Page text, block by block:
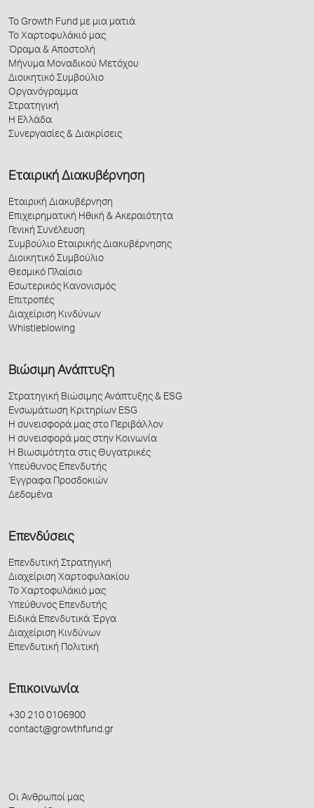
Το Growth Fund με μια ματιά
Το Χαρτοφυλάκιό μας
Όραμα & Αποστολή
Μήνυμα Μοναδικού Μετόχου
Διοικητικό Συμβούλιο
Οργανόγραμμα
Στρατηγική
Η Ελλάδα
Συνεργασίες & Διακρίσεις
Εταιρική Διακυβέρνηση
Εταιρική Διακυβέρνηση
Επιχειρηματική Ηθική & Ακεραιότητα
Γενική Συνέλευση
Συμβούλιο Εταιρικής Διακυβέρνησης
Διοικητικό Συμβούλιο
Θεσμικό Πλαίσιο
Εσωτερικός Κανονισμός
Επιτροπές
Διαχείριση Κινδύνων
Whistleblowing
Βιώσιμη Ανάπτυξη
Στρατηγική Βιώσιμης Ανάπτυξης & ESG
Ενσωμάτωση Κριτηρίων ESG
Η συνεισφορά μας στο Περιβάλλον
Η συνεισφορά μας στην Κοινωνία
Η Βιωσιμότητα στις Θυγατρικές
Υπεύθυνος Επενδυτής
Έγγραφα Προσδοκιών
Δεδομένα
Επενδύσεις
Επενδυτική Στρατηγική
Διαχείριση Χαρτοφυλακίου
Το Χαρτοφυλάκιό μας
Υπεύθυνος Επενδυτής
Ειδικά Επενδυτικά Έργα
Διαχείριση Κινδύνων
Επενδυτική Πολιτική
Επικοινωνία
+30 210 0106900
contact@growthfund.gr
Οι Άνθρωποί μας